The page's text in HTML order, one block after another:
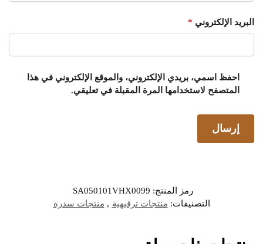
البريد الإلكتروني *
احفظ اسمي، بريدي الإلكتروني، والموقع الإلكتروني في هذا
المتصفح لاستخدامها المرة المقبلة في تعليقي.
رمز المنتج: SA050101VHX0099
التصنيفات: منتجات ترفيهية , منتجات سدرة